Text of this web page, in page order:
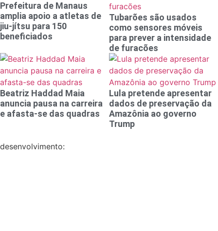
Prefeitura de Manaus
amplia apoio a atletas de
jiu-jítsu para 150
beneficiados
Tubarões são usados
como sensores móveis
para prever a intensidade
de furacões
Beatriz Haddad Maia
anuncia pausa na carreira
e afasta-se das quadras
Lula pretende apresentar
dados de preservação da
Amazônia ao governo
Trump
desenvolvimento: